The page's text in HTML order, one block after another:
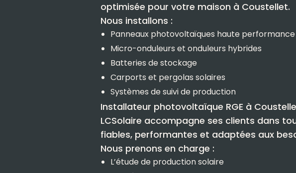
optimisée pour votre maison à Coustellet.
Nous installons :
Panneaux photovoltaïques haute performance
Micro-onduleurs et onduleurs hybrides
Batteries de stockage
Carports et pergolas solaires
Systèmes de suivi de production
Installateur photovoltaïque RGE à
LCSolaire accompagne ses clients dans
fiables, performantes et adaptées aux
Nous prenons en charge :
L’étude de production solaire